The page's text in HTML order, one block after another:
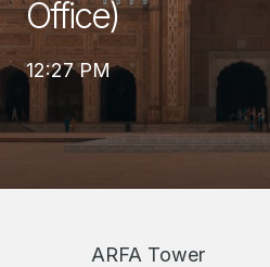
Office)
12:27 PM
ARFA Tower